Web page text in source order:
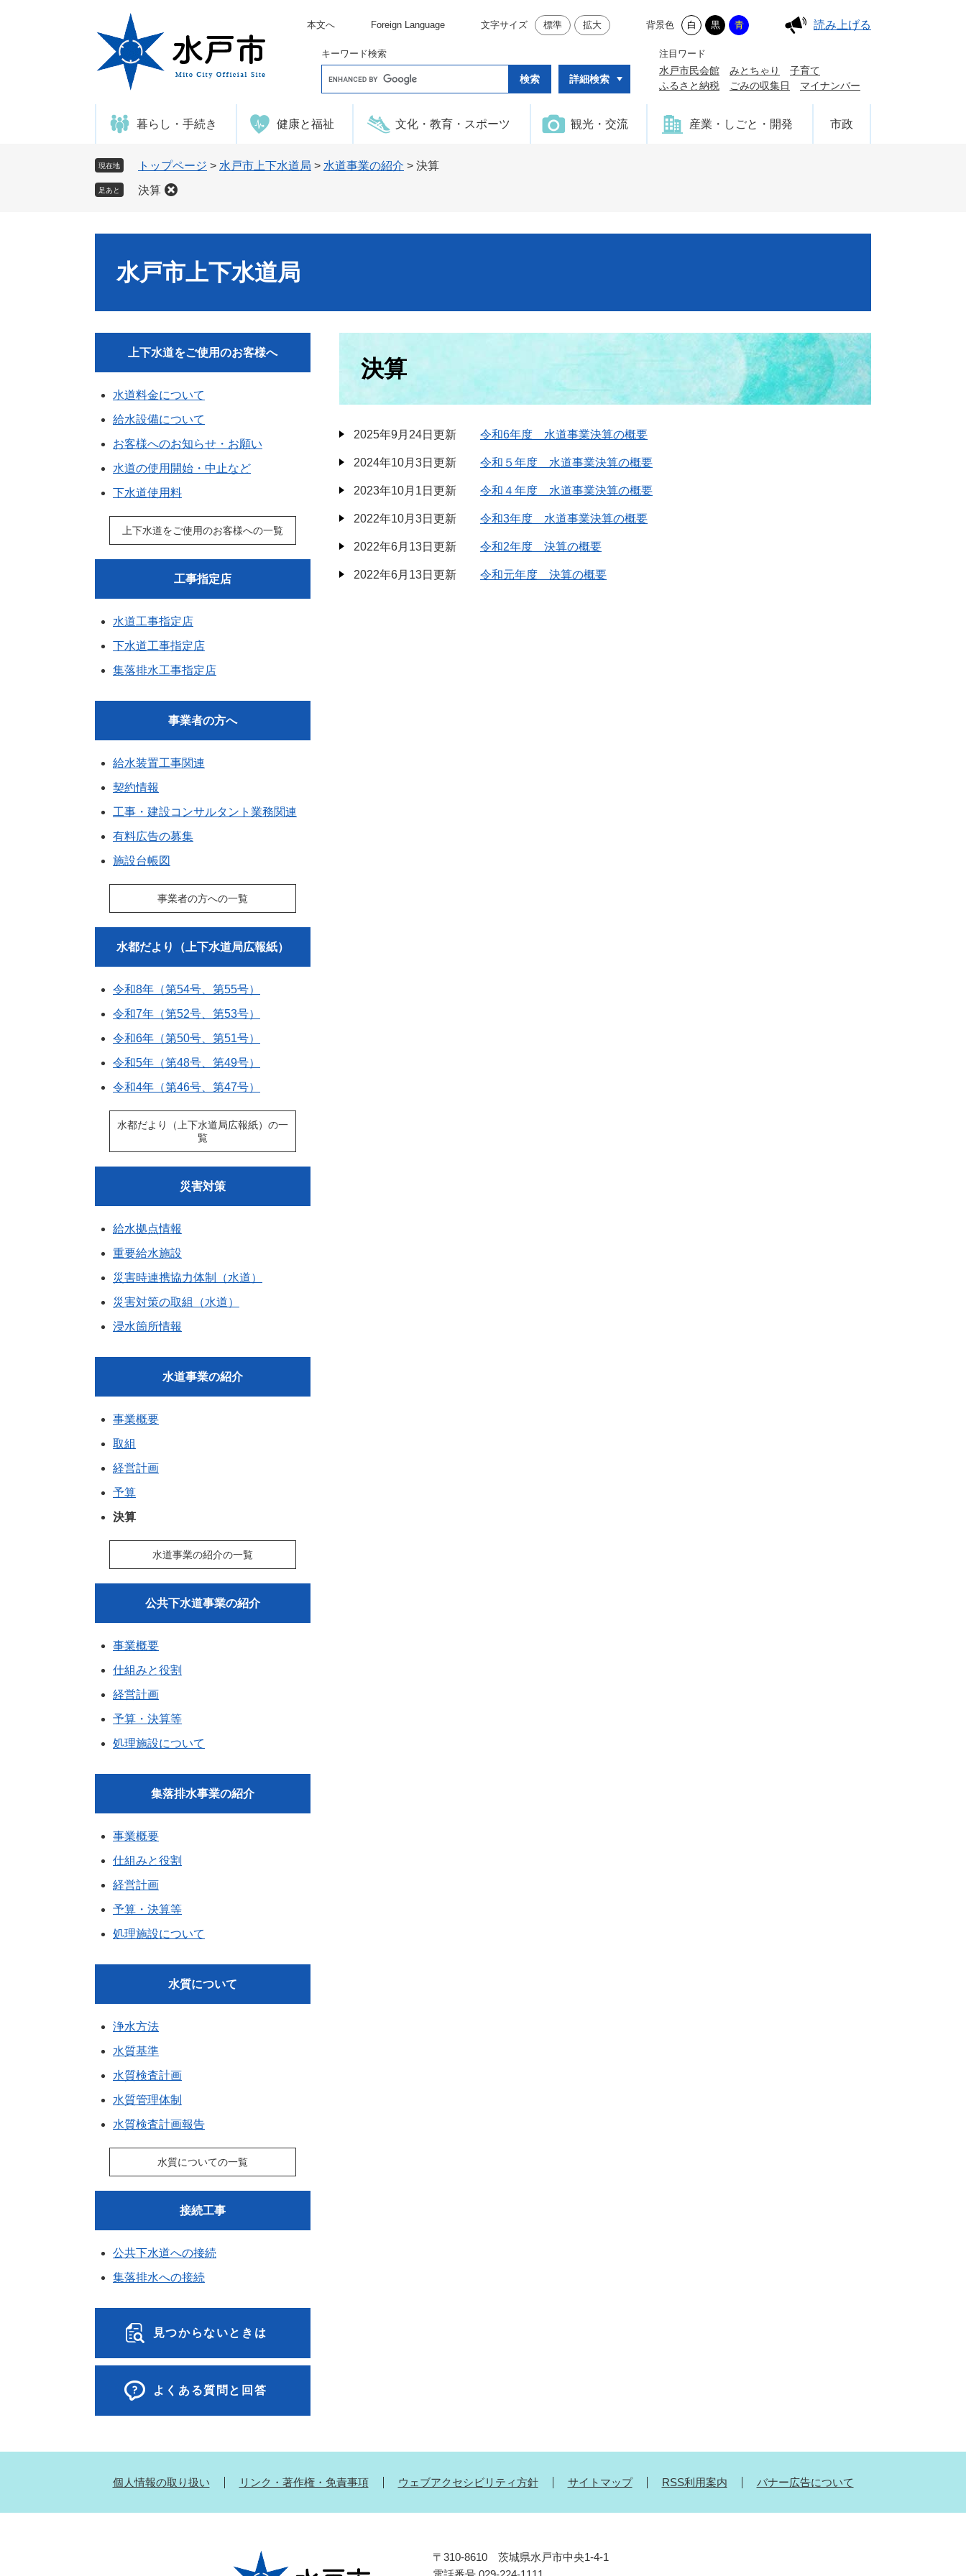
本文へ Foreign Language 文字サイズ 標準 拡大 背景色 白 黒 青 読み上げる
キーワード検索
o
e
タ
ム
詳細検索
注目ワード
水戸市民会館 みとちゃり
子育て
ふるさと納税
ごみの収集日 マイナンバー
暮らし・手続き 健康と福祉 文化・教育・スポーツ 観光・交流 産業・しごと・開発 市政
現在地 トップページ > 水戸市上下水道局 > 水道事業の紹介 > 決算
足あと 決算
水戸市上下水道局
決算
2025年9月24日更新 令和6年度 水道事業決算の概要
2024年10月3日更新 令和５年度 水道事業決算の概要
2023年10月1日更新 令和４年度 水道事業決算の概要
2022年10月3日更新 令和3年度 水道事業決算の概要
2022年6月13日更新 令和2年度 決算の概要
2022年6月13日更新 令和元年度 決算の概要
上下水道をご使用のお客様へ
水道料金について
給水設備について
お客様へのお知らせ・お願い
水道の使用開始・中止など
下水道使用料
上下水道をご使用のお客様への一覧
工事指定店
水道工事指定店
下水道工事指定店
集落排水工事指定店
事業者の方へ
給水装置工事関連
契約情報
工事・建設コンサルタント業務関連
有料広告の募集
施設台帳図
事業者の方への一覧
水都だより（上下水道局広報紙）
令和8年（第54号、第55号）
令和7年（第52号、第53号）
令和6年（第50号、第51号）
令和5年（第48号、第49号）
令和4年（第46号、第47号）
水都だより（上下水道局広報紙）の一
覧
災害対策
給水拠点情報
重要給水施設
災害時連携協力体制（水道）
災害対策の取組（水道）
浸水箇所情報
水道事業の紹介
事業概要
取組
経営計画
予算
決算
水道事業の紹介の一覧
公共下水道事業の紹介
事業概要
仕組みと役割
経営計画
予算・決算等
処理施設について
集落排水事業の紹介
事業概要
仕組みと役割
経営計画
予算・決算等
処理施設について
水質について
浄水方法
水質基準
水質検査計画
水質管理体制
水質検査計画報告
水質についての一覧
接続工事
公共下水道への接続
集落排水への接続
見つからないときは
よくある質問と回答
個人情報の取り扱い リンク・著作権・免責事項 ウェブアクセシビリティ方針 サイトマップ RSS利用案内 バナー広告について
〒310-8610 茨城県水戸市中央1-4-1